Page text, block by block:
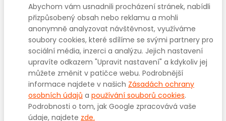
612 00 Brno-Královo Pole
Prodejna:+420 541 422 911,+420 541 422 912
e-mail:prodejna@sanomed.cz
E-shop:+420 739 079 275
e-mail:eshop@sanomed.cz
Abychom vám usnadnili procházení stránek, nabídli
přizpůsobený obsah nebo reklamu a mohli
anonymně analyzovat návštěvnost, využíváme
soubory cookies, které sdílíme se svými partnery pro
sociální média, inzerci a analýzu. Jejich nastavení
upravíte odkazem "Upravit nastavení" a kdykoliv jej
můžete změnit v patičce webu. Podrobnější
informace najdete v našich Zásadách ochrany
osobních údajů a používání souborů cookies.
Podrobnosti o tom, jak Google zpracovává vaše
údaje, najdete zde.